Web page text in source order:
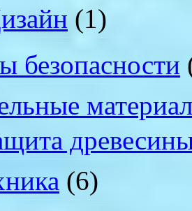
(1)
безопасности
(6)